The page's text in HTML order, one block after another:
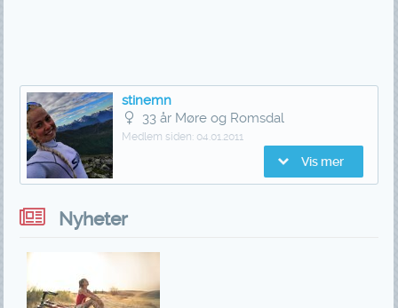
stinemn
33 år Møre og Romsdal
Medlem siden: 04.01.2011
Vis mer
Nyheter